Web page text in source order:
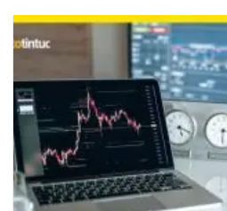
triệu đô Stablecoin bị rút khỏi